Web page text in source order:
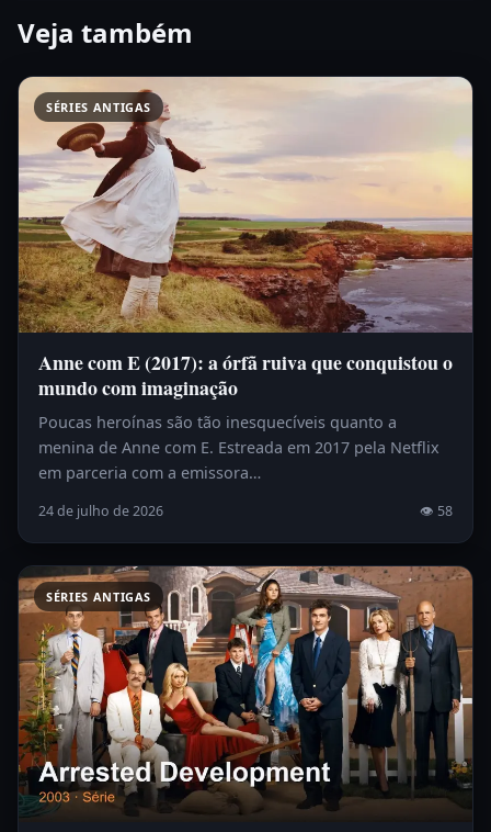
Veja também
SÉRIES ANTIGAS
Anne com E (2017): a órfã ruiva que conquistou o
mundo com imaginação
Poucas heroínas são tão inesquecíveis quanto a
menina de Anne com E. Estreada em 2017 pela Netflix
em parceria com a emissora…
24 de julho de 2026 👁 58
SÉRIES ANTIGAS